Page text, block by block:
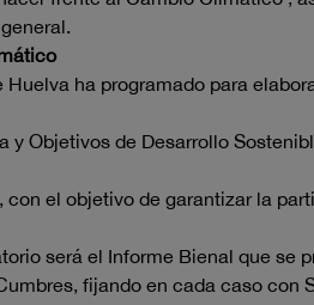
ha programado para
Objetivos de Desarrollo
el objetivo de garantizar la
será el Informe Bienal que se
fijando en cada caso con